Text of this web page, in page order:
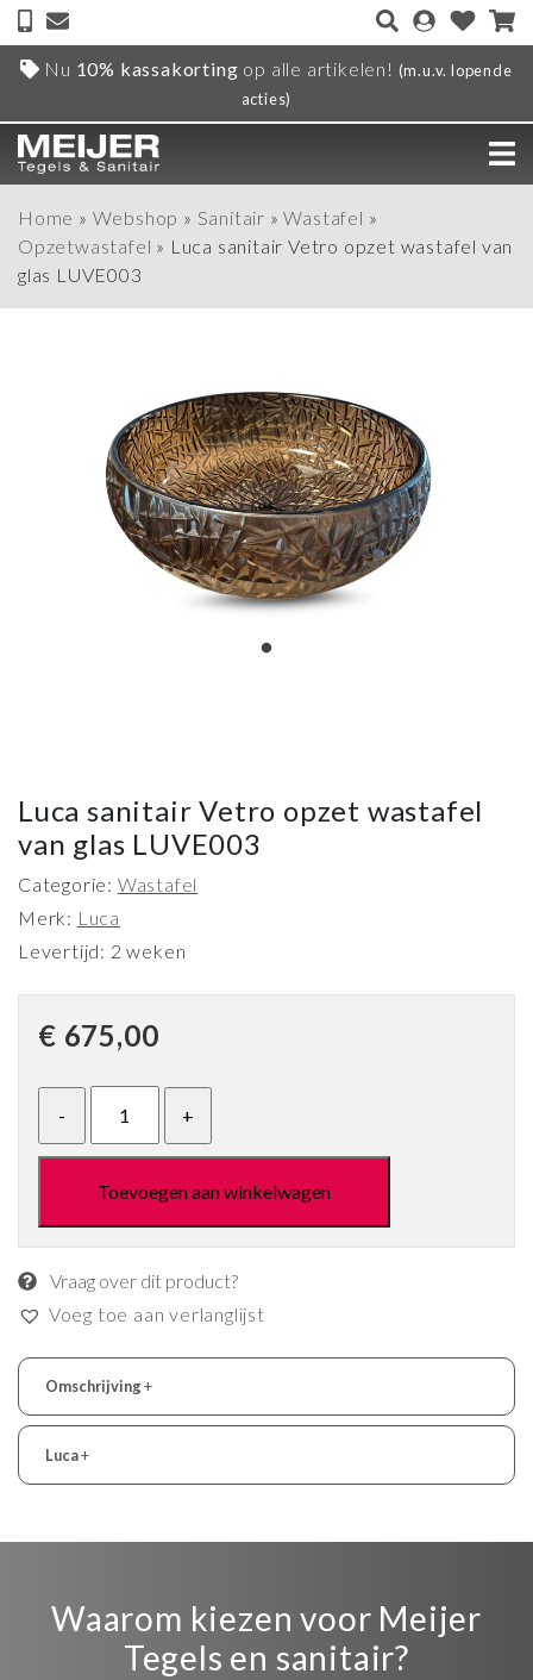
Nu 10% kassakorting op alle artikelen! (m.u.v. lopende
acties)
Home » Webshop » Sanitair »Wastafel »
Opzetwastafel » Luca sanitair Vetro opzet wastafel van
glas LUVE003
Luca sanitair Vetro opzet wastafel
van glas LUVE003
Categorie: Wastafel
Merk: Luca
Levertijd: 2 weken
€ 675,00
Toevoegen aan winkelwagen
Vraag over dit product?
Voeg toe aan verlanglijst
Omschrijving+
Luca+
Waarom kiezen voor Meijer
Tegels en sanitair?